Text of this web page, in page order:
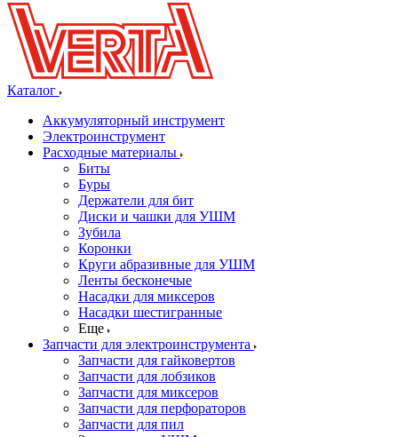
Каталог
Аккумуляторный инструмент
Электроинструмент
Расходные материалы
Биты
Буры
Держатели для бит
Диски и чашки для УШМ
Зубила
Коронки
Круги абразивные для УШМ
Ленты бесконечые
Насадки для миксеров
Насадки шестигранные
Еще
Запчасти для электроинструмента
Запчасти для гайковертов
Запчасти для лобзиков
Запчасти для миксеров
Запчасти для перфораторов
Запчасти для пил